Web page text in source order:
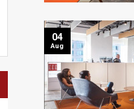
04
Aug